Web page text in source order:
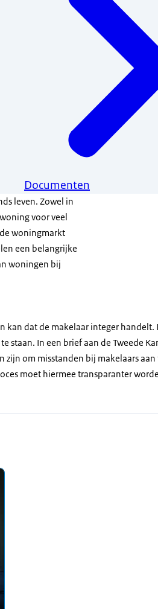
Documenten
leven. Zowel in
voor veel
woningmarkt
een belangrijke
woningen bij
kan dat de makelaar integer
staan. In een brief aan de Tweede
zijn om misstanden bij makelaarsaan
moet hiermee transparanter